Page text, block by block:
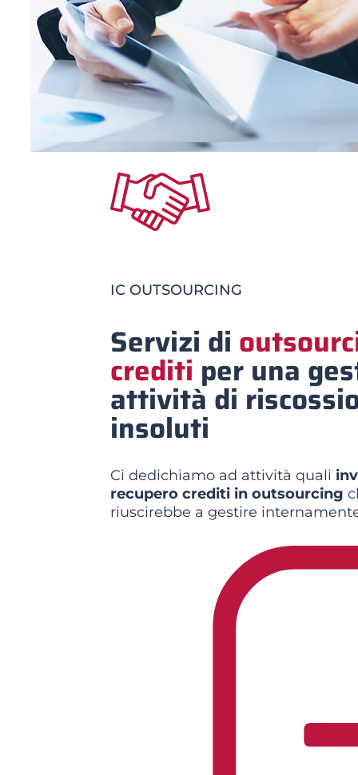
IC OUTSOURCING
Servizi di
crediti per una
attività di
insoluti
Ci dedichiamo ad attività quali
recupero crediti in outsourcing
riuscirebbe a gestire